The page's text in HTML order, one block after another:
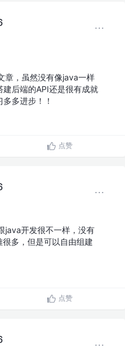
章，虽然没有像java一样
后端的API还是很有成就
多进步！！
点赞
java开发很不一样，没有
多，但是可以自由组建
点赞